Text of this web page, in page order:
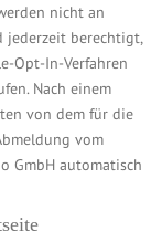
nicht an
jederzeit berechtigt,
Opt-In-Verfahren
Nach einem
von dem für die
vom
GmbH automatisch